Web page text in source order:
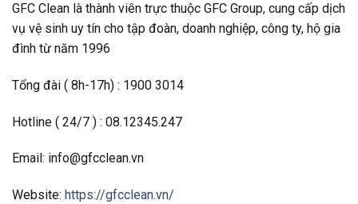
GFC Clean là thành viên trực thuộc GFC Group, cung cấp dịch
vụ vệ sinh uy tín cho tập đoàn, doanh nghiệp, công ty, hộ gia
đình từ năm 1996
Tổng đài ( 8h-17h) : 1900 3014
Hotline ( 24/7 ) : 08.12345.247
Email: info@gfcclean.vn
Website: https://gfcclean.vn/